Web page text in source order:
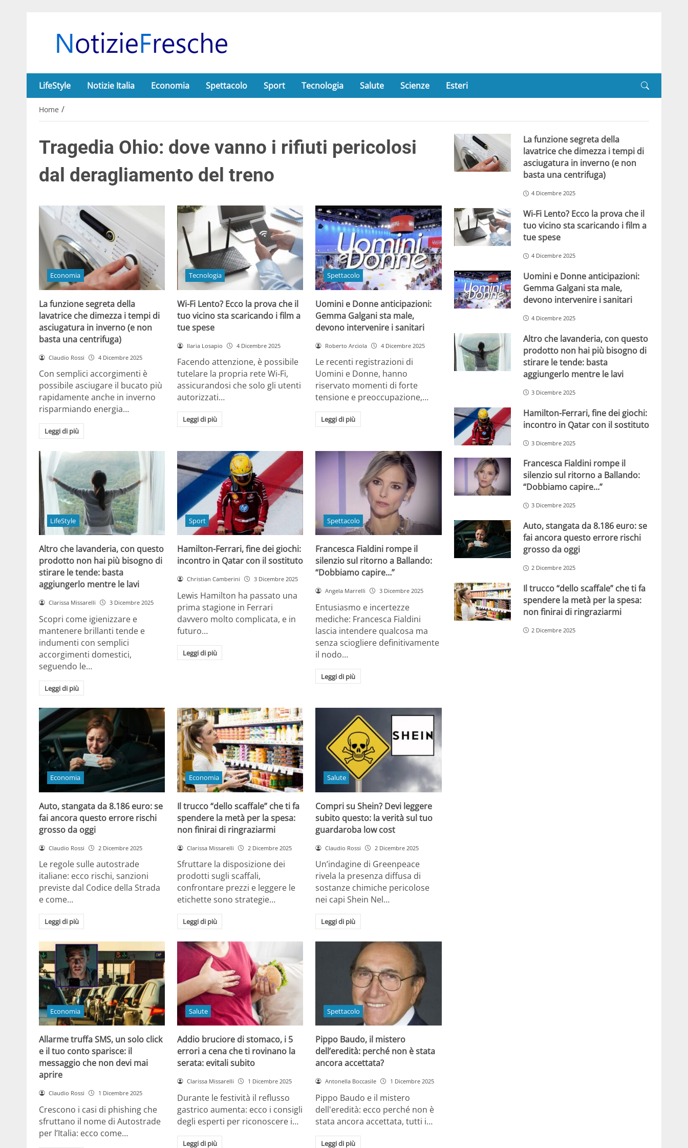
LifeStyle Notizie Italia Economia Spettacolo Sport Tecnologia Salute Scienze Esteri
Home /
Tragedia Ohio: dove vanno i rifiuti pericolosi
dal deragliamento del treno
Economia
La funzione segreta della
lavatrice che dimezza i tempi di
asciugatura in inverno (e non
basta una centrifuga)
Claudio Rossi 4 Dicembre 2025
Con semplici accorgimenti è
possibile asciugare il bucato più
rapidamente anche in inverno
risparmiando energia…
Leggi di più
Tecnologia
Wi-Fi Lento? Ecco la prova che il
tuo vicino sta scaricando i film a
tue spese
Ilaria Losapio 4 Dicembre 2025
Facendo attenzione, è possibile
tutelare la propria rete Wi-Fi,
assicurandosi che solo gli utenti
autorizzati…
Leggi di più
Spettacolo
Uomini e Donne anticipazioni:
Gemma Galgani sta male,
devono intervenire i sanitari
Roberto Arciola 4 Dicembre 2025
Le recenti registrazioni di
Uomini e Donne, hanno
riservato momenti di forte
tensione e preoccupazione,…
Leggi di più
LifeStyle
Altro che lavanderia, con questo
prodotto non hai più bisogno di
stirare le tende: basta
aggiungerlo mentre le lavi
Clarissa Missarelli 3 Dicembre 2025
Scopri come igienizzare e
mantenere brillanti tende e
indumenti con semplici
accorgimenti domestici,
seguendo le…
Leggi di più
Sport
Hamilton-Ferrari, fine dei giochi:
incontro in Qatar con il sostituto
Christian Camberini 3 Dicembre 2025
Lewis Hamilton ha passato una
prima stagione in Ferrari
davvero molto complicata, e in
futuro…
Leggi di più
Spettacolo
Francesca Fialdini rompe il
silenzio sul ritorno a Ballando:
“Dobbiamo capire…”
Angela Marrelli 3 Dicembre 2025
Entusiasmo e incertezze
mediche: Francesca Fialdini
lascia intendere qualcosa ma
senza sciogliere definitivamente
il nodo…
Leggi di più
Economia
Auto, stangata da 8.186 euro: se
fai ancora questo errore rischi
grosso da oggi
Claudio Rossi 2 Dicembre 2025
Le regole sulle autostrade
italiane: ecco rischi, sanzioni
previste dal Codice della Strada
e come…
Leggi di più
Economia
Il trucco “dello scaffale” che ti fa
spendere la metà per la spesa:
non finirai di ringraziarmi
Clarissa Missarelli 2 Dicembre 2025
Sfruttare la disposizione dei
prodotti sugli scaffali,
confrontare prezzi e leggere le
etichette sono strategie…
Leggi di più
Salute
Compri su Shein? Devi leggere
subito questo: la verità sul tuo
guardaroba low cost
Claudio Rossi 2 Dicembre 2025
Un’indagine di Greenpeace
rivela la presenza diffusa di
sostanze chimiche pericolose
nei capi Shein Nel…
Leggi di più
Economia
Allarme truffa SMS, un solo click
e il tuo conto sparisce: il
messaggio che non devi mai
aprire
Claudio Rossi 1 Dicembre 2025
Crescono i casi di phishing che
sfruttano il nome di Autostrade
per l’Italia: ecco come…
Salute
Addio bruciore di stomaco, i 5
errori a cena che ti rovinano la
serata: evitali subito
Clarissa Missarelli 1 Dicembre 2025
Durante le festività il reflusso
gastrico aumenta: ecco i consigli
degli esperti per riconoscere i…
Leggi di più
Spettacolo
Pippo Baudo, il mistero
dell’eredità: perché non è stata
ancora accettata?
Antonella Boccasile 1 Dicembre 2025
Pippo Baudo e il mistero
dell'eredità: ecco perché non è
stata ancora accettata, tutti i…
Leggi di più
La funzione segreta della
lavatrice che dimezza i tempi di
asciugatura in inverno (e non
basta una centrifuga)
4 Dicembre 2025
Wi-Fi Lento? Ecco la prova che il
tuo vicino sta scaricando i film a
tue spese
4 Dicembre 2025
Uomini e Donne anticipazioni:
Gemma Galgani sta male,
devono intervenire i sanitari
4 Dicembre 2025
Altro che lavanderia, con questo
prodotto non hai più bisogno di
stirare le tende: basta
aggiungerlo mentre le lavi
3 Dicembre 2025
Hamilton-Ferrari, fine dei giochi:
incontro in Qatar con il sostituto
3 Dicembre 2025
Francesca Fialdini rompe il
silenzio sul ritorno a Ballando:
“Dobbiamo capire…”
3 Dicembre 2025
Auto, stangata da 8.186 euro: se
fai ancora questo errore rischi
grosso da oggi
2 Dicembre 2025
Il trucco “dello scaffale” che ti fa
spendere la metà per la spesa:
non finirai di ringraziarmi
2 Dicembre 2025